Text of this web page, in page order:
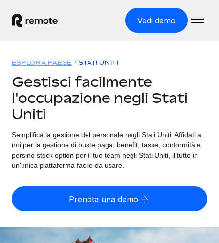
Vedi demo
ASSUMI NEL MONDO
Global Payroll
Employer of Record
Espanditi con zero costi di entità locale
Chiedi a un esperto
Soluzioni
Ricerca paesi
Trova i servizi di supporto all’impiego per ogni Paese
Confronta Remote
Partner tecnologici strategici
Tariffe
Italiano
English
Nederlands Login
ESPLORA PAESE STATI UNITI
Gestisci facilmente
l'occupazione negli Stati
Uniti
Semplifica la gestione del personale negli Stati Uniti. Affidati a
noi per la gestione di buste paga, benefit, tasse, conformità e
persino stock option per il tuo team negli Stati Uniti, il tutto in
un'unica piattaforma facile da usare.
Prenota una demo